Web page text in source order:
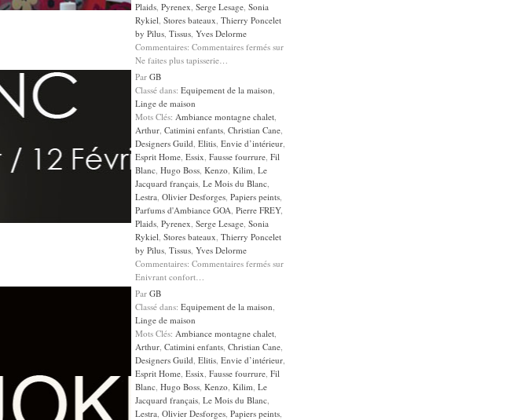
Plaids, Pyrenex, Serge Lesage, Sonia
Rykiel, Stores bateaux, Thierry Poncelet
by Pilus, Tissus, Yves Delorme
Commentaires: Commentaires fermés sur
Ne faites plus tapisserie…
Par GB
Classé dans: Equipement de la maison,
Linge de maison
Mots Clés: Ambiance montagne chalet,
Arthur, Catimini enfants, Christian Cane,
Designers Guild, Elitis, Envie d’intérieur,
Esprit Home, Essix, Fausse fourrure, Fil
Blanc, Hugo Boss, Kenzo, Kilim, Le
Jacquard français, Le Mois du Blanc,
Lestra, Olivier Desforges, Papiers peints,
Parfums d'Ambiance GOA, Pierre FREY,
Plaids, Pyrenex, Serge Lesage, Sonia
Rykiel, Stores bateaux, Thierry Poncelet
by Pilus, Tissus, Yves Delorme
Commentaires: Commentaires fermés sur
Enivrant confort…
Par GB
Classé dans: Equipement de la maison,
Linge de maison
Mots Clés: Ambiance montagne chalet,
Arthur, Catimini enfants, Christian Cane,
Designers Guild, Elitis, Envie d’intérieur,
Esprit Home, Essix, Fausse fourrure, Fil
Blanc, Hugo Boss, Kenzo, Kilim, Le
Jacquard français, Le Mois du Blanc,
Lestra, Olivier Desforges, Papiers peints,